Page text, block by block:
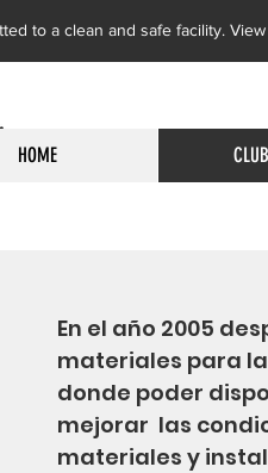
to a clean and safe facility.
CGALH
HOME
En el año 2005
materiales para
donde poder
mejorar las
materiales y